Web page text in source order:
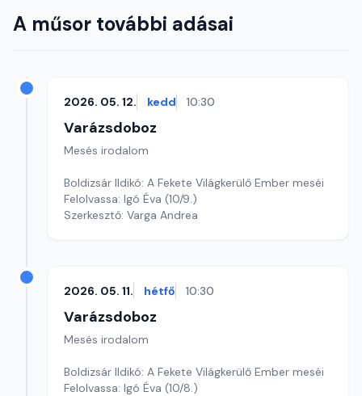
A műsor további adásai
2026. 05. 12. kedd 10:30
Varázsdoboz
Mesés irodalom
Boldizsár Ildikó: A Fekete Világkerülő Ember meséi
Felolvassa: Igó Éva (10/9.)
Szerkesztő: Varga Andrea
2026. 05. 11. hétfő 10:30
Varázsdoboz
Mesés irodalom
Boldizsár Ildikó: A Fekete Világkerülő Ember meséi
Felolvassa: Igó Éva (10/8.)